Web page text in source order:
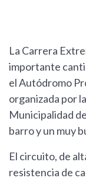
La Carrera
importante
el Autódromo
organizada por
Municipalidad
barro y un muy
El circuito, de
resistencia de